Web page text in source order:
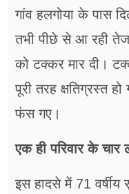
गांव हलगोया के पास
तभी पीछे से आ रही तेज
को टक्कर मार दी।
पूरी तरह क्षतिग्रस्त
फंस गए।
एक ही परिवार के चार
इस हादसे में 71